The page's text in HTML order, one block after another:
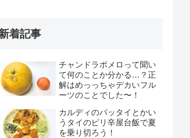
着記事
チャンドラポメロって聞い
て何のことか分かる…？正
解はめっっちゃデカいフル
ーツのことでした〜！
カルディのパッタイとかい
うタイのピリ辛屋台飯で夏
を乗り切ろう！